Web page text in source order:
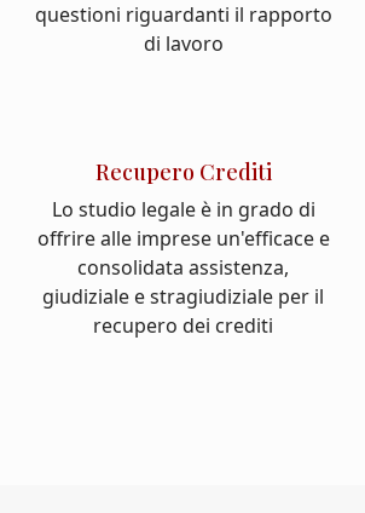
questioni riguardanti il rapporto
di lavoro
Recupero Crediti
Lo studio legale è in grado di
offrire alle imprese un'efficace e
consolidata assistenza,
giudiziale e stragiudiziale per il
recupero dei crediti